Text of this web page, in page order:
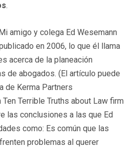
.
amigo y colega Ed Wesemann
en 2006, lo que él llama
acerca de la planeación
de abogados. (El artículo puede
de Kerma Partners
Terrible Truths about Law firm
las conclusiones a las que Ed
como: Es común que las
problemas al querer